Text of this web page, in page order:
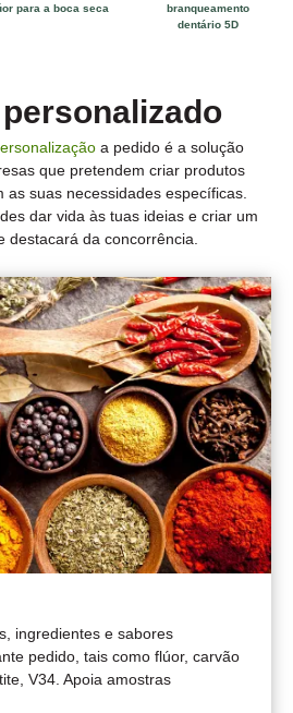
para a boca seca
branqueamento
dentário 5D
a pedido é a solução
que pretendem criar produtos
as suas necessidades específicas.
dar vida às tuas ideias e criar um
destacará da concorrência.
ingredientes e sabores
pedido, tais como flúor, carvão
V34. Apoia amostras